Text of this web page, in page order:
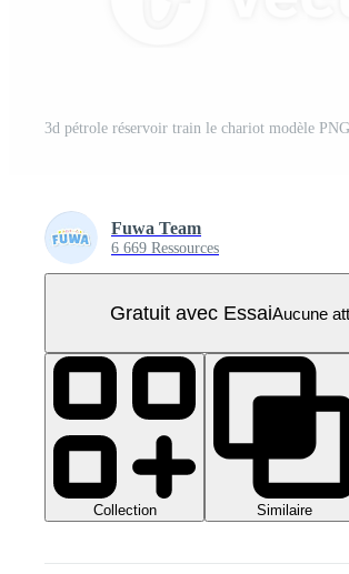
3d pétrole réservoir train le chariot modèle
Fuwa Team
6 669 Ressources
Gratuit avec EssaiAucune
Collection Similaire